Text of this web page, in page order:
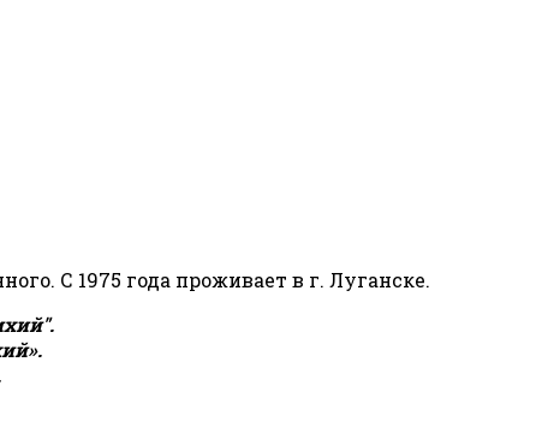
С 1975 года проживает в г. Луганске.